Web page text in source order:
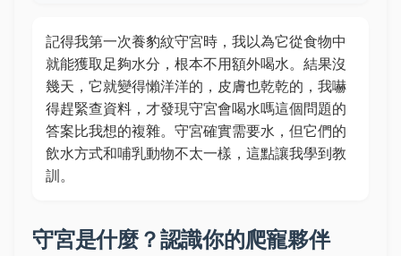
記得我第一次養豹紋守宮時，我以為它從食物中
就能獲取足夠水分，根本不用額外喝水。結果沒
幾天，它就變得懶洋洋的，皮膚也乾乾的，我嚇
得趕緊查資料，才發現守宮會喝水嗎這個問題的
答案比我想的複雜。守宮確實需要水，但它們的
飲水方式和哺乳動物不太一樣，這點讓我學到教
訓。
守宮是什麼？認識你的爬寵夥伴